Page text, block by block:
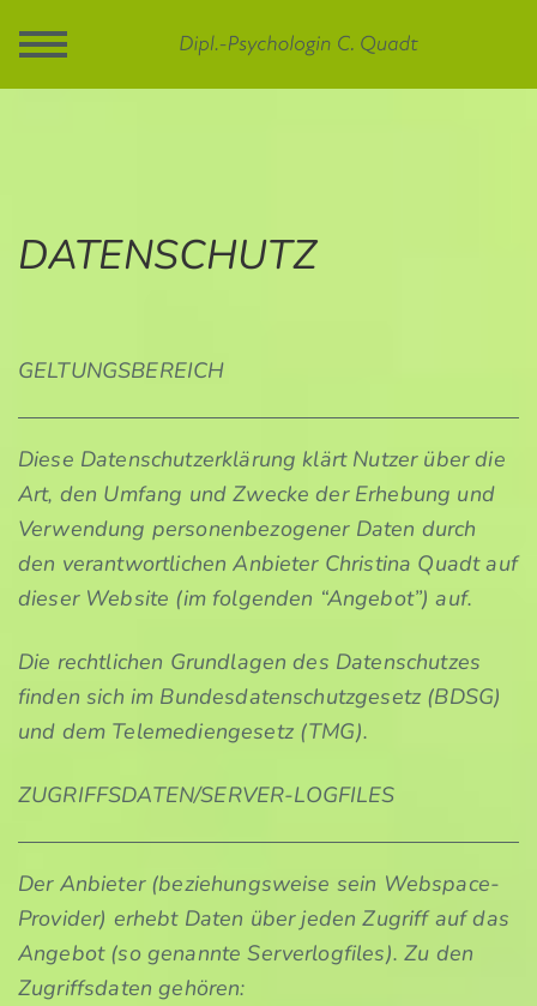
Toggle
DATENSCHUTZ
GELTUNGSBEREICH
Diese Datenschutzerklärung klärt Nutzer über die
Art, den Umfang und Zwecke der Erhebung und
Verwendung personenbezogener Daten durch
den verantwortlichen Anbieter Christina Quadt auf
dieser Website (im folgenden “Angebot”) auf.
Die rechtlichen Grundlagen des Datenschutzes
finden sich im Bundesdatenschutzgesetz (BDSG)
und dem Telemediengesetz (TMG).
ZUGRIFFSDATEN/SERVER-LOGFILES
Der Anbieter (beziehungsweise sein Webspace-
Provider) erhebt Daten über jeden Zugriff auf das
Angebot (so genannte Serverlogfiles). Zu den
Zugriffsdaten gehören: